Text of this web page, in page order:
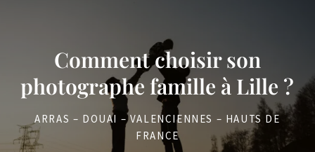
Comment choisir son
photographe famille à Lille ?
ARRAS – DOUAI –VALENCIENNES – HAUTS DE
FRANCE